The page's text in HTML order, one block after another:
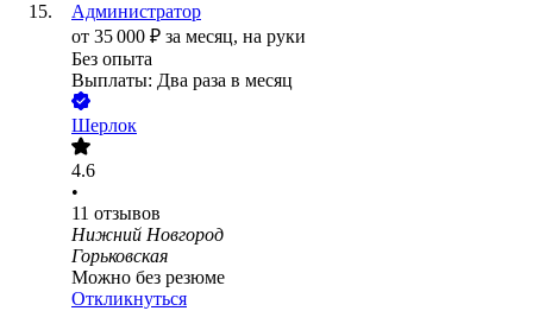
Администратор
от 35 000 ₽ за месяц, на руки
Без опыта
Выплаты: Два раза в месяц
Шерлок
4.6
•
11 отзывов
Нижний Новгород
Горьковская
Можно без резюме
Откликнуться